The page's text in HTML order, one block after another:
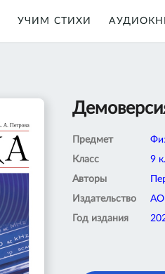
УЧИМ СТИХИ
Предмет
Класс
9
Авторы
Издательство
АО
Год издания